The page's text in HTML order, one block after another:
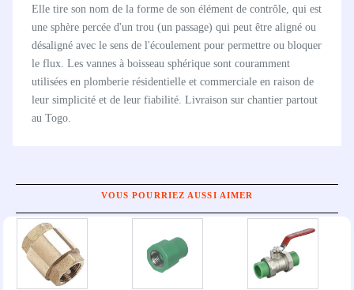
Elle tire son nom de la forme de son élément de contrôle, qui est
une sphère percée d'un trou (un passage) qui peut être aligné ou
désaligné avec le sens de l'écoulement pour permettre ou bloquer
le flux. Les vannes à boisseau sphérique sont couramment
utilisées en plomberie résidentielle et commerciale en raison de
leur simplicité et de leur fiabilité. Livraison sur chantier partout
au Togo.
VOUS POURRIEZ AUSSI AIMER